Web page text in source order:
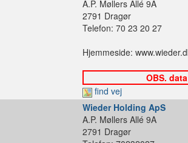
A.P. Møllers Allé 9A
2791 Dragør
Telefon: 70 23 20 27
Hjemmeside:
OBS.
find vej
Wieder Holding ApS
A.P. Møllers Allé 9A
2791 Dragør